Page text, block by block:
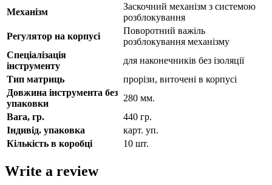
Механізм
Заскочний механізм з системою
розблокування
Регулятор на корпусі
Поворотний важіль
розблокування механізму
Спеціалізація
інструменту
для наконечників без ізоляції
Тип матриць
прорізи, виточені в корпусі
Довжина інструмента без
упаковки
280 мм.
Вага, гр.
440 гр.
Індивід. упаковка
карт. уп.
Кількість в коробці
10 шт.
Write a review